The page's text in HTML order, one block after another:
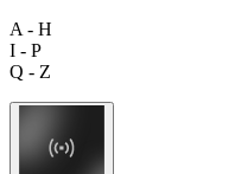
A - H
I - P
Q - Z